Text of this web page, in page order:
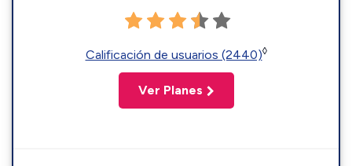
Calificación de usuarios (2440)◊
Ver Planes